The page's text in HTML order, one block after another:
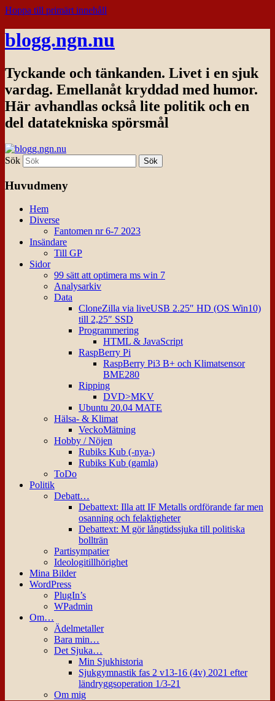
Hoppa till primärt innehåll
blogg.ngn.nu
Tyckande och tänkanden. Livet i en sjuk
vardag. Emellanåt kryddad med humor.
Här avhandlas också lite politik och en
del datatekniska spörsmål
Sök
Huvudmeny
Hem
Diverse
Fantomen nr 6-7 2023
Insändare
Till GP
Sidor
99 sätt att optimera ms win 7
Analysarkiv
Data
CloneZilla via liveUSB 2.25″ HD (OS Win10)
till 2,25″ SSD
Programmering
HTML & JavaScript
RaspBerry Pi
RaspBerry Pi3 B+ och Klimatsensor
BME280
Ripping
DVD>MKV
Ubuntu 20.04 MATE
Hälsa- & Klimat
VeckoMätning
Hobby / Nöjen
Rubiks Kub (-nya-)
Rubiks Kub (gamla)
ToDo
Politik
Debatt…
Debattext: Illa att IF Metalls ordförande far men
osanning och felaktigheter
Debattext: M gör långtidssjuka till politiska
bollträn
Partisympatier
Ideologitillhörighet
Mina Bilder
WordPress
PlugIn’s
WPadmin
Om…
Ädelmetaller
Bara min…
Det Sjuka…
Min Sjukhistoria
Sjukgymnastik fas 2 v13-16 (4v) 2021 efter
ländryggsoperation 1/3-21
Om mig